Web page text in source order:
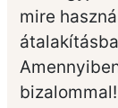
mire
bizalommal!